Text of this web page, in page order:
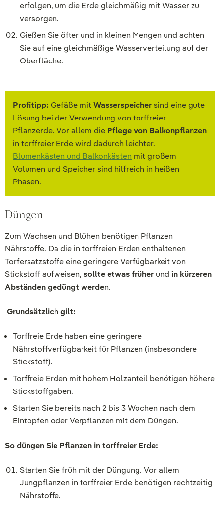
erfolgen, um die Erde gleichmäßig mit Wasser zu
versorgen.
Gießen Sie öfter und in kleinen Mengen und achten
Sie auf eine gleichmäßige Wasserverteilung auf der
Oberfläche.
Profitipp: Gefäße mitWasserspeicher sind eine gute
Lösung bei der Verwendung von torffreier
Pflanzerde. Vor allem die Pflege von Balkonpflanzen
in torffreier Erde wird dadurch leichter.
Blumenkästen und Balkonkästen mit großem
Volumen und Speicher sind hilfreich in heißen
Phasen.
Düngen
Zum Wachsen und Blühen benötigen Pflanzen
Nährstoffe. Da die in torffreien Erden enthaltenen
Torfersatzstoffe eine geringere Verfügbarkeit von
Stickstoff aufweisen, sollte etwas früher und in kürzeren
Abständen gedüngt werden.
Grundsätzlich gilt:
Torffreie Erde haben eine geringere
Nährstoffverfügbarkeit für Pflanzen (insbesondere
Stickstoff).
Torffreie Erden mit hohem Holzanteil benötigen höhere
Stickstoffgaben.
Starten Sie bereits nach 2 bis 3 Wochen nach dem
Eintopfen oder Verpflanzen mit dem Düngen.
So düngen Sie Pflanzen in torffreier Erde:
Starten Sie früh mit der Düngung. Vor allem
Jungpflanzen in torffreier Erde benötigen rechtzeitig
Nährstoffe.